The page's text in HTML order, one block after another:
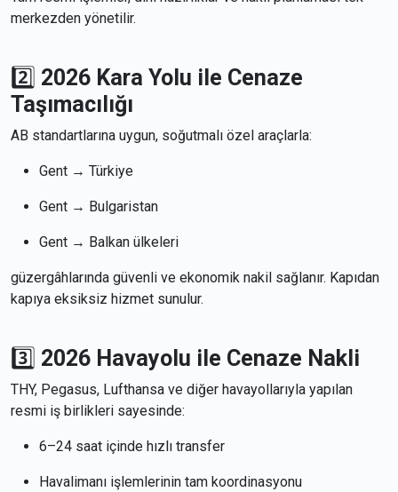
merkezden yönetilir.
2️⃣ 2026 Kara Yolu ile Cenaze
Taşımacılığı
AB standartlarına uygun, soğutmalı özel araçlarla:
Gent → Türkiye
Gent → Bulgaristan
Gent → Balkan ülkeleri
güzergâhlarında güvenli ve ekonomik nakil sağlanır. Kapıdan
kapıya eksiksiz hizmet sunulur.
3️⃣ 2026 Havayolu ile Cenaze Nakli
THY, Pegasus, Lufthansa ve diğer havayollarıyla yapılan
resmi iş birlikleri sayesinde:
6–24 saat içinde hızlı transfer
Havalimanı işlemlerinin tam koordinasyonu